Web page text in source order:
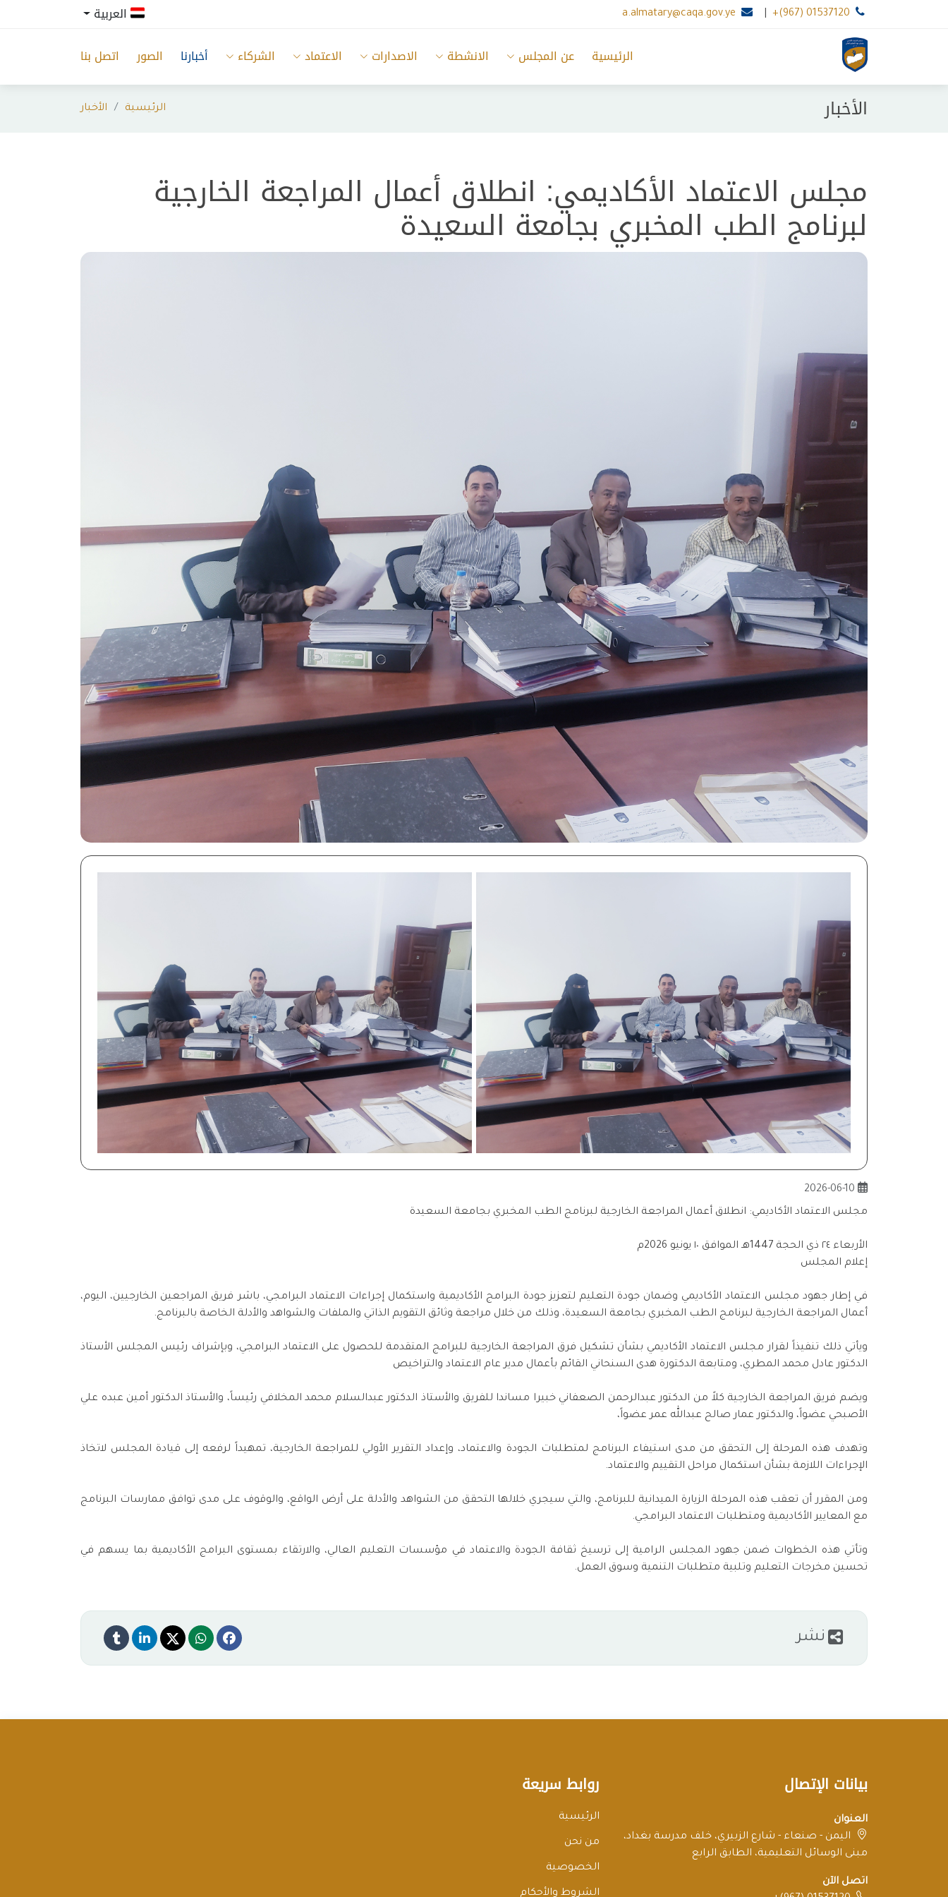
+(967) 01537120
a.almatary@caqa.gov.ye
الرئيسية
عن المجلس الانشطة الاصدارات الاعتماد الشركاء أخبارنا الصور اتصل بنا
الأخبار الرئيسية الأخبار
مجلس الاعتماد الأكاديمي: انطلاق أعمال المراجعة الخارجية
لبرنامج الطب المخبري بجامعة السعيدة
مجلس الاعتماد الأكاديمي: انطلاق أعمال المراجعة الخارجية لبرنامج الطب المخبري بجامعة السعيدة
الأربعاء ٢٤ ذي الحجة 1447هـ الموافق ١٠ يونيو 2026م
إعلام المجلس
في إطار جهود مجلس الاعتماد الأكاديمي وضمان جودة التعليم لتعزيز جودة البرامج الأكاديمية واستكمال إجراءات الاعتماد البرامجي، باشر فريق المراجعين الخارجيين، اليوم،
أعمال المراجعة الخارجية لبرنامج الطب المخبري بجامعة السعيدة، وذلك من خلال مراجعة وثائق التقويم الذاتي والملفات والشواهد والأدلة الخاصة بالبرنامج.
ويأتي ذلك تنفيذاً لقرار مجلس الاعتماد الأكاديمي بشأن تشكيل فرق المراجعة الخارجية للبرامج المتقدمة للحصول على الاعتماد البرامجي، وبإشراف رئيس المجلس الأستاذ
الدكتور عادل محمد المطري، ومتابعة الدكتورة هدى السنحاني القائم بأعمال مدير عام الاعتماد والتراخيص
ويضم فريق المراجعة الخارجية كلاً من الدكتور عبدالرحمن الصعفاني خبيرا مساندا للفريق والأستاذ الدكتور عبدالسلام محمد المخلافي رئيساً، والأستاذ الدكتور أمين عبده علي
الأصبحي عضواً، والدكتور عمار صالح عبدالله عمر عضواً،
وتهدف هذه المرحلة إلى التحقق من مدى استيفاء البرنامج لمتطلبات الجودة والاعتماد، وإعداد التقرير الأولي للمراجعة الخارجية، تمهيداً لرفعه إلى قيادة المجلس لاتخاذ
الإجراءات اللازمة بشأن استكمال مراحل التقييم والاعتماد.
ومن المقرر أن تعقب هذه المرحلة الزيارة الميدانية للبرنامج، والتي سيجري خلالها التحقق من الشواهد والأدلة على أرض الواقع، والوقوف على مدى توافق ممارسات البرنامج
مع المعايير الأكاديمية ومتطلبات الاعتماد البرامجي.
وتأتي هذه الخطوات ضمن جهود المجلس الرامية إلى ترسيخ ثقافة الجودة والاعتماد في مؤسسات التعليم العالي، والارتقاء بمستوى البرامج الأكاديمية بما يسهم في
تحسين مخرجات التعليم وتلبية متطلبات التنمية وسوق العمل.
نشر
بيانات الإتصال
العنوان
اليمن - صنعاء - شارع الزبيري، خلف مدرسة بغداد،
مبنى الوسائل التعليمية، الطابق الرابع
اتصل الآن
روابط سريعة
الرئيسية
من نحن
الخصوصية
الشروط والأحكام